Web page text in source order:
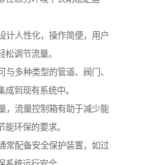
计人性化，操作简便，用户
松调节流量。
多种类型的管道、阀门、
到现有系统中。
，流量控制箱有助于减少能
环保的要求。
常配备安全保护装置，如过